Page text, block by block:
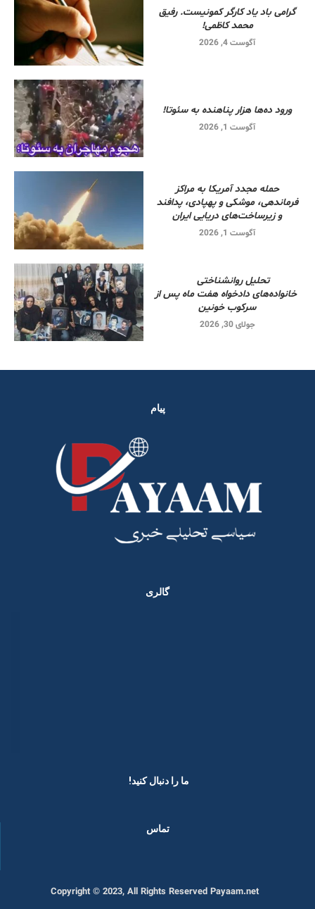
گرامی باد یاد کارگر کمونیست. رفیق
محمد کاظمی!
آگوست 4, 2026
ورود ده‌ها هزار پناهنده به سئوتا!
آگوست 1, 2026
حمله مجدد آمریکا به مراکز
فرماندهی، موشکی و پهپادی، پدافند
و زیرساخت‌های دریایی ایران
آگوست 1, 2026
تحلیل روانشناختی
خانواده‌های دادخواه هفت ماه پس از
سرکوب خونین
جولای 30, 2026
پیام
گالری
ما را دنبال کنید! ​
تماس
Copyright © 2023, All Rights Reserved Payaam.net